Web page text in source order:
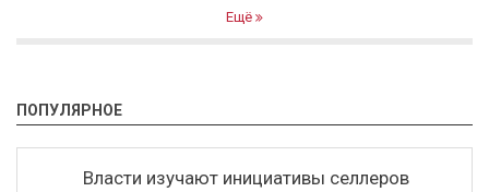
Ещё
ПОПУЛЯРНОЕ
Власти изучают инициативы селлеров